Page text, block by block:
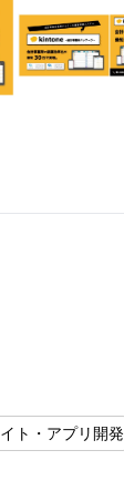
ト・アプリ開発